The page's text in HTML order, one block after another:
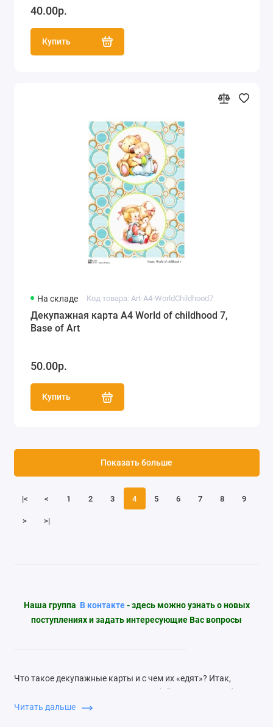
40.00р.
Купить
На складе Код товара: Art-A4-WorldChildhood7
Декупажная карта А4 World of childhood 7,
Base of Art
50.00р.
Купить
|< < 1 2 3 4 5 6 7 8 9
> >|
Показать больше
Наша группа В контакте- здесь можно узнать о новых
поступлениях и задать интересующие Вас вопросы
Что такое декупажные карты и с чем их «едят»? Итак,
декупажная карта представляет собой специальную бумагу
с нанесенным на нее изображением. Всего существует
Читать дальше